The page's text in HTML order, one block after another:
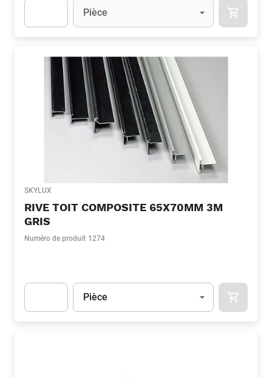
Unité
Pièce
SKYLUX
RIVE TOIT COMPOSITE 65X70MM 3M
GRIS
Numéro de produit 1274
Unité
Pièce